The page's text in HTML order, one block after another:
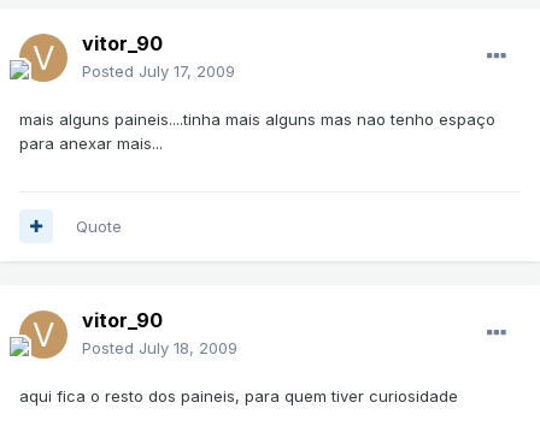
vitor_90
Posted July 17, 2009
mais alguns paineis....tinha mais alguns mas nao tenho espaço
para anexar mais...
Quote
vitor_90
Posted July 18, 2009
aqui fica o resto dos paineis, para quem tiver curiosidade